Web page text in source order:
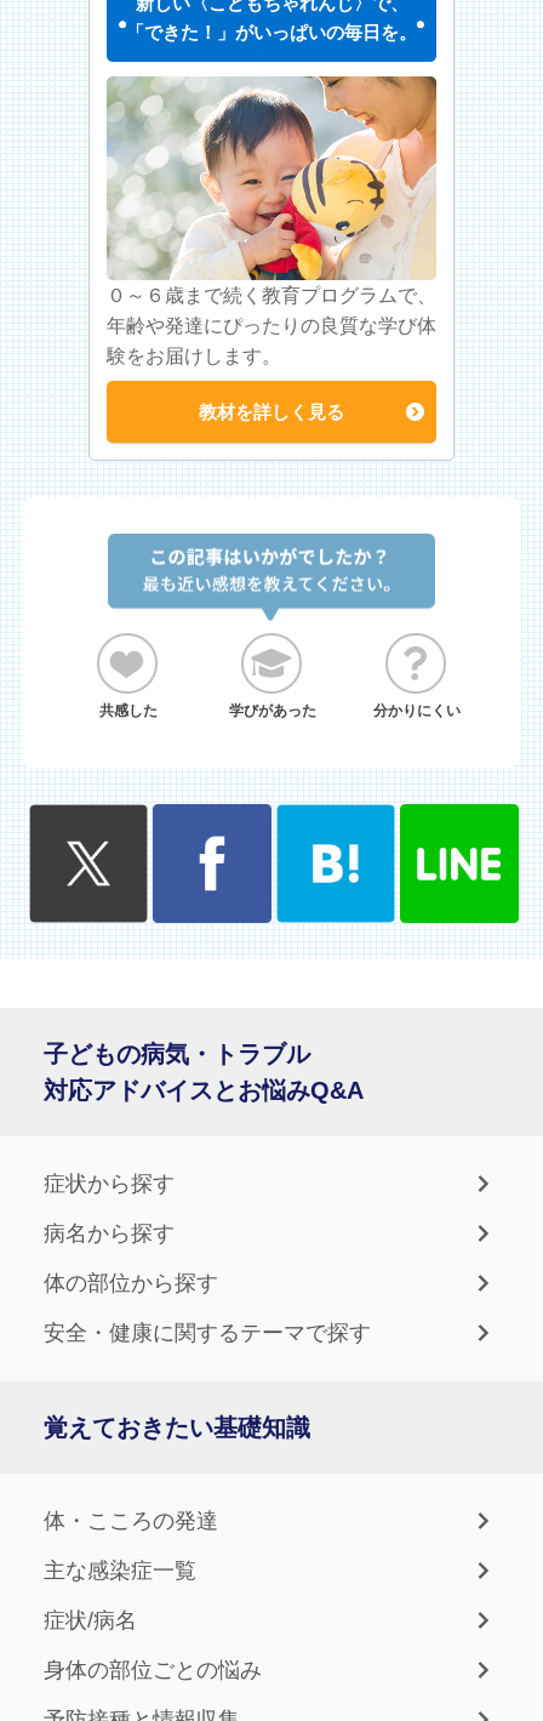
「できた！」がいっぱいの毎日を。
０～６歳まで続く教育プログラムで、
年齢や発達にぴったりの良質な学び体
験をお届けします。
教材を詳しく見る
共感した 学びがあった 分かりにくい
子どもの病気・トラブル
対応アドバイスとお悩みQ&A
症状から探す
病名から探す
体の部位から探す
安全・健康に関するテーマで探す
覚えておきたい基礎知識
体・こころの発達
主な感染症一覧
症状/病名
身体の部位ごとの悩み